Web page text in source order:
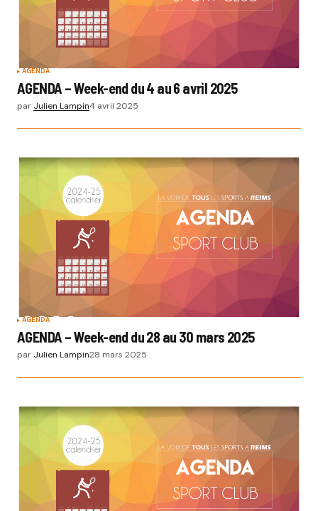
AGENDA
AGENDA – Week-end du 4 au 6 avril 2025
par Julien Lampin4 avril 2025
AGENDA
AGENDA – Week-end du 28 au 30 mars 2025
par Julien Lampin28 mars 2025